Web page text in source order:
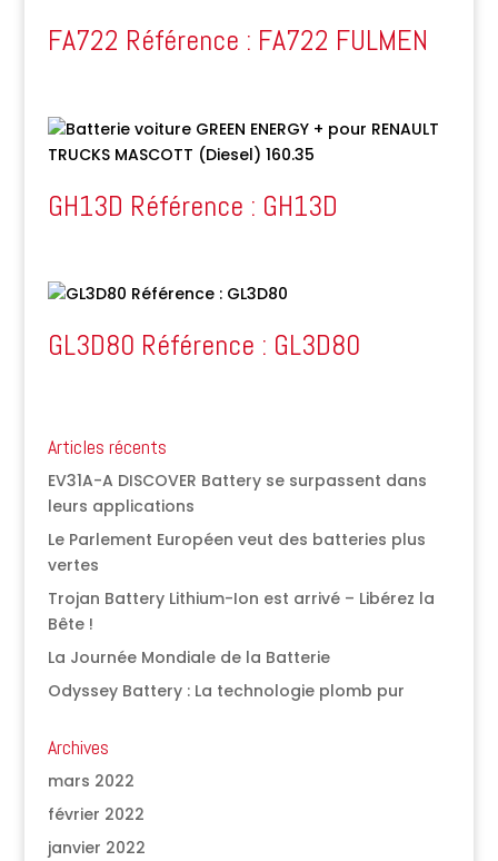
FA722 Référence : FA722 FULMEN
GH13D Référence : GH13D
GL3D80 Référence : GL3D80
Articles récents
EV31A-A DISCOVER Battery se surpassent dans
leurs applications
Le Parlement Européen veut des batteries plus
vertes
Trojan Battery Lithium-Ion est arrivé – Libérez la
Bête !
La Journée Mondiale de la Batterie
Odyssey Battery : La technologie plomb pur
Archives
mars 2022
février 2022
janvier 2022